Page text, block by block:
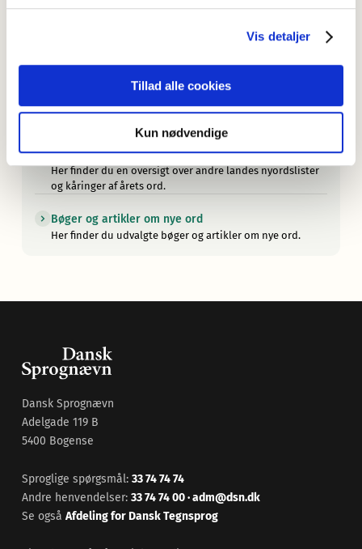
Vis detaljer
Tillad alle cookies
Kun nødvendige
— men ikke kun for drama og drukturenes skyld.
Mere om nye ord
Årets ord og nyordslister fra andre lande
Her finder du en oversigt over andre landes nyordslister
og kåringer af årets ord.
Bøger og artikler om nye ord
Her finder du udvalgte bøger og artikler om nye ord.
Dansk Sprognævn
Adelgade 119 B
5400 Bogense
Sproglige spørgsmål: 33 74 74 74
Andre henvendelser: 33 74 74 00·adm@dsn.dk
Se også Afdeling for Dansk Tegnsprog